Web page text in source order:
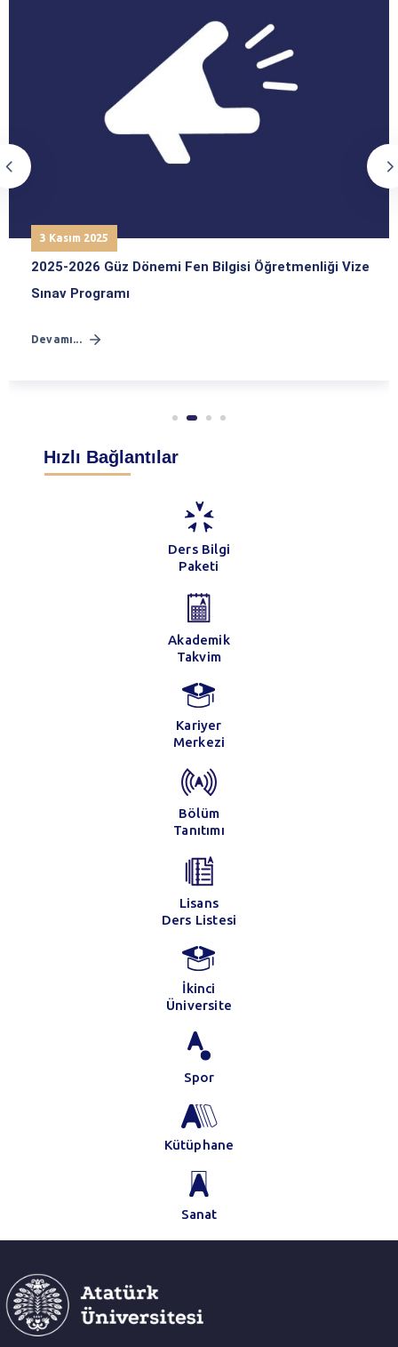
3 Kasım 2025
2025-2026 Güz Dönemi Fen Bilgisi Öğretmenliği Vize
Sınav Programı
Devamı...
Hızlı Bağlantılar
Ders Bilgi
Paketi
Akademik
Takvim
Kariyer
Merkezi
Bölüm
Tanıtımı
Lisans
Ders Listesi
İkinci
Üniversite
Spor
Kütüphane
Sanat